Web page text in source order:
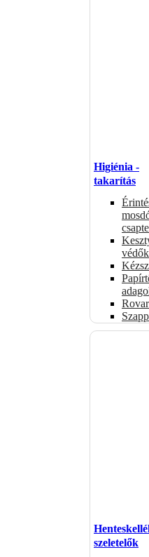
Higiénia -
takarítás
szeletelők